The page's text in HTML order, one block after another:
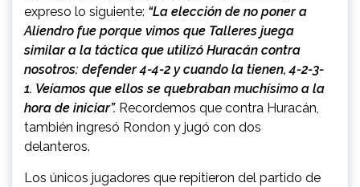
expreso lo siguiente: “La elección de no poner a
Aliendro fue porque vimos que Talleres juega
similar a la táctica que utilizó Huracán contra
nosotros: defender 4-4-2 y cuando la tienen, 4-2-3-
1. Veíamos que ellos se quebraban muchísimo a la
hora de iniciar”. Recordemos que contra Huracán,
también ingresó Rondon y jugó con dos
delanteros.
Los únicos jugadores que repitieron del partido de